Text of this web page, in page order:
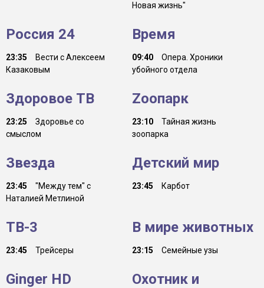
Новая жизнь"
Россия 24
23:35
Вести с Алексеем
Казаковым
Время
09:40
Опера. Хроники
убойного отдела
Здоровое ТВ
23:25
Здоровье со
смыслом
Zooпарк
23:10
Тайная жизнь
зоопарка
Звезда
23:45
"Между тем" с
Наталией Метлиной
Детский мир
23:45 Карбот
ТВ-3
23:45 Трейсеры
В мире животных
23:15 Семейные узы
Ginger HD
Охотник и